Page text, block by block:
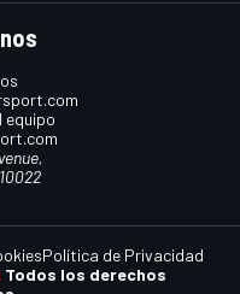
equipo
Todos los derechos
Política de Privacidad